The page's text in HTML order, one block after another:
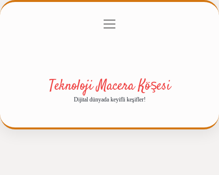
Gizlilik Politikası
menüyü
Teknoloji Macera Köşesi
Dijital dünyada keyifli keşifler!